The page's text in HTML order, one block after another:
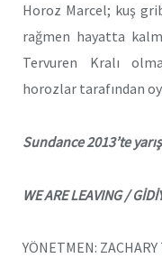
Horoz Marcel; kuş
rağmen hayatta
Tervuren Kralı
horozlar tarafından
Sundance 2013’te
WE ARE LEAVING /
YÖNETMEN: